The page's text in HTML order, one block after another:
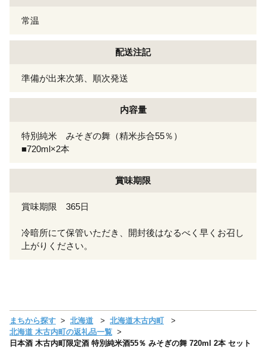
常温
配送注記
準備が出来次第、順次発送
内容量
特別純米 みそぎの舞（精米歩合55％）
■720ml×2本
賞味期限
賞味期限 365日
冷暗所にて保管いただき、開封後はなるべく早くお召し
上がりください。
まちから探す 北海道
北海道木古内町
北海道 木古内町の返礼品一覧
日本酒 木古内町限定酒 特別純米酒55％ みそぎの舞 720ml 2本 セット